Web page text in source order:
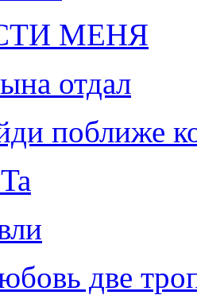
МЕНЯ
отдал
поближе
две